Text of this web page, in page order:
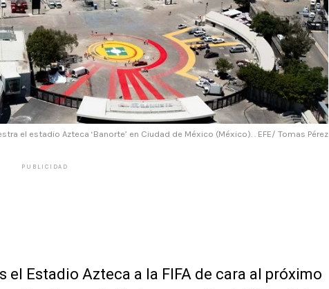
el estadio Azteca ‘Banorte’ en Ciudad de México (México). . EFE/ Tomas Pérez
PUBLICIDAD
el Estadio Azteca a la FIFA de cara al próximo